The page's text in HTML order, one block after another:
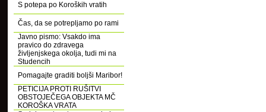
S potepa po Koroških vratih
Čas, da se potrepljamo po rami
Javno pismo: Vsakdo ima
pravico do zdravega
življenjskega okolja, tudi mi na
Studencih
Pomagajte graditi boljši Maribor!
PETICIJA PROTI RUŠITVI
OBSTOJEČEGA OBJEKTA MČ
KOROŠKA VRATA